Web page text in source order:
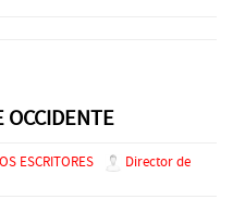
OCCIDENTE
ESCRITORES
Director de